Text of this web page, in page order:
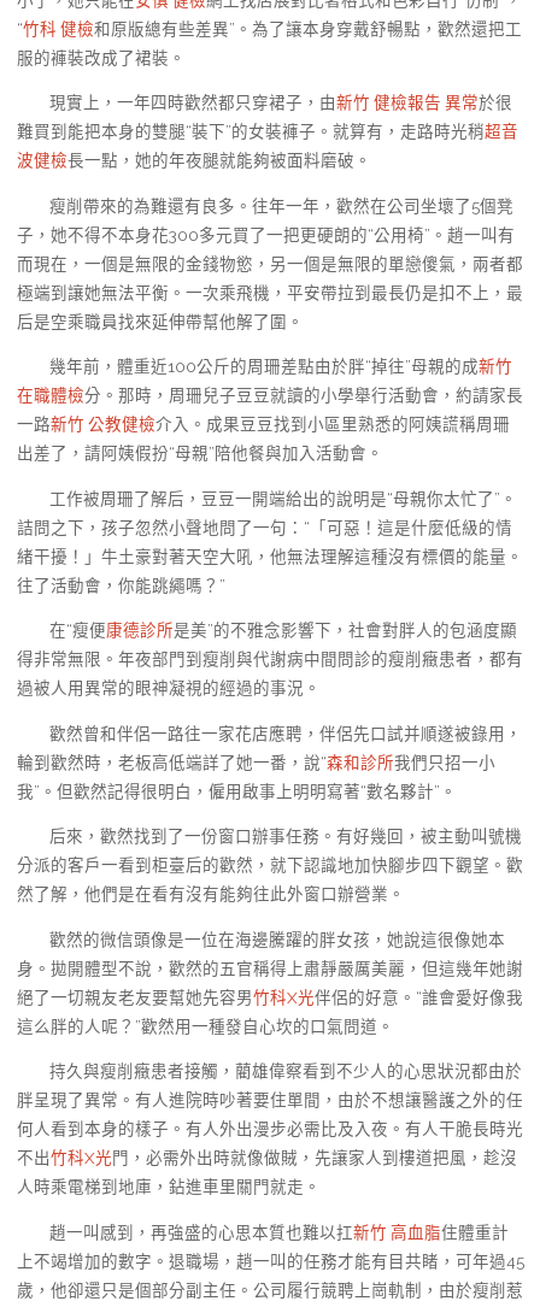
“竹科 健檢和原版總有些差異”。為了讓本身穿戴舒暢點，歡然還把工
服的褲裝改成了裙裝。
現實上，一年四時歡然都只穿裙子，由新竹 健檢報告 異常於很
難買到能把本身的雙腿“裝下”的女裝褲子。就算有，走路時光稍超音
波健檢長一點，她的年夜腿就能夠被面料磨破。
瘦削帶來的為難還有良多。往年一年，歡然在公司坐壞了5個凳
子，她不得不本身花300多元買了一把更硬朗的“公用椅”。趙一叫有
而現在，一個是無限的金錢物慾，另一個是無限的單戀傻氣，兩者都
極端到讓她無法平衡。一次乘飛機，平安帶拉到最長仍是扣不上，最
后是空乘職員找來延伸帶幫他解了圍。
幾年前，體重近100公斤的周珊差點由於胖“掉往”母親的成新竹
在職體檢分。那時，周珊兒子豆豆就讀的小學舉行活動會，約請家長
一路新竹 公教健檢介入。成果豆豆找到小區里熟悉的阿姨謊稱周珊
出差了，請阿姨假扮“母親”陪他餐與加入活動會。
工作被周珊了解后，豆豆一開端給出的說明是“母親你太忙了”。
詰問之下，孩子忽然小聲地問了一句：“「可惡！這是什麼低級的情
緒干擾！」牛土豪對著天空大吼，他無法理解這種沒有標價的能量。
往了活動會，你能跳繩嗎？”
在“瘦便康德診所是美”的不雅念影響下，社會對胖人的包涵度顯
得非常無限。年夜部門到瘦削與代謝病中間問診的瘦削癥患者，都有
過被人用異常的眼神凝視的經過的事況。
歡然曾和伴侶一路往一家花店應聘，伴侶先口試并順遂被錄用，
輪到歡然時，老板高低端詳了她一番，說“森和診所我們只招一小
我”。但歡然記得很明白，僱用啟事上明明寫著“數名夥計”。
后來，歡然找到了一份窗口辦事任務。有好幾回，被主動叫號機
分派的客戶一看到柜臺后的歡然，就下認識地加快腳步四下觀望。歡
然了解，他們是在看有沒有能夠往此外窗口辦營業。
歡然的微信頭像是一位在海邊騰躍的胖女孩，她說這很像她本
身。拋開體型不說，歡然的五官稱得上肅靜嚴厲美麗，但這幾年她謝
絕了一切親友老友要幫她先容男竹科X光伴侶的好意。“誰會愛好像我
這么胖的人呢？”歡然用一種發自心坎的口氣問道。
持久與瘦削癥患者接觸，藺雄偉察看到不少人的心思狀況都由於
胖呈現了異常。有人進院時吵著要住單間，由於不想讓醫護之外的任
何人看到本身的樣子。有人外出漫步必需比及入夜。有人干脆長時光
不出竹科X光門，必需外出時就像做賊，先讓家人到樓道把風，趁沒
人時乘電梯到地庫，鉆進車里關門就走。
趙一叫感到，再強盛的心思本質也難以扛新竹 高血脂住體重計
上不竭增加的數字。退職場，趙一叫的任務才能有目共睹，可年過45
歲，他卻還只是個部分副主任。公司履行競聘上崗軌制，由於瘦削惹